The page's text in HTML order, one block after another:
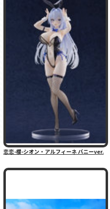
恋恋-櫻-シオン・アルフィーネ バニーver.